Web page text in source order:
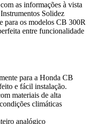
as informações à vista
Solidez
para os modelos CB 300R
entre funcionalidade
para a Honda CB
e fácil instalação.
materiais de alta
climáticas
analógico